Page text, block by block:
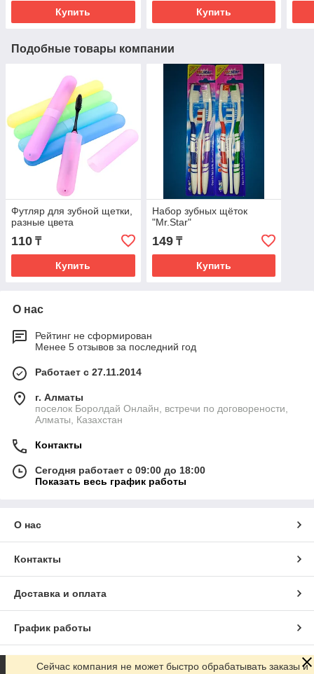
Купить Купить
Подобные товары компании
Футляр для зубной щетки,
разные цвета
110 ₸
Купить
Набор зубных щёток
"Mr.Star"
149₸
Купить
О нас
Рейтинг не сформирован
Менее 5 отзывов за последний год
Работает с 27.11.2014
г. Алматы
поселок Боролдай Онлайн, встречи по договорености,
Алматы, Казахстан
Контакты
Сегодня работает с 09:00 до 18:00
Показать весь график работы
О нас
Контакты
Доставка и оплата
График работы
Полная версия сайта
Сейчас компания не может быстро обрабатывать заказы и